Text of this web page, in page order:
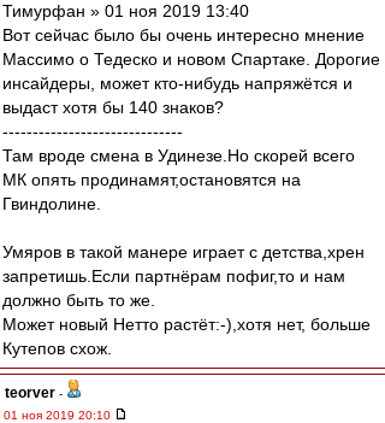
Тимурфан » 01 ноя 2019 13:40
Вот сейчас было бы очень интересно мнение
Массимо о Тедеско и новом Спартаке. Дорогие
инсайдеры, может кто-нибудь напряжётся и
выдаст хотя бы 140 знаков?
------------------------------
Там вроде смена в Удинезе.Но скорей всего
МК опять продинамят,остановятся на
Гвиндолине.
Умяров в такой манере играет с детства,хрен
запретишь.Если партнёрам пофиг,то и нам
должно быть то же.
Может новый Нетто растёт:-),хотя нет, больше
Кутепов схож.
teorver -
01 ноя 2019 20:10